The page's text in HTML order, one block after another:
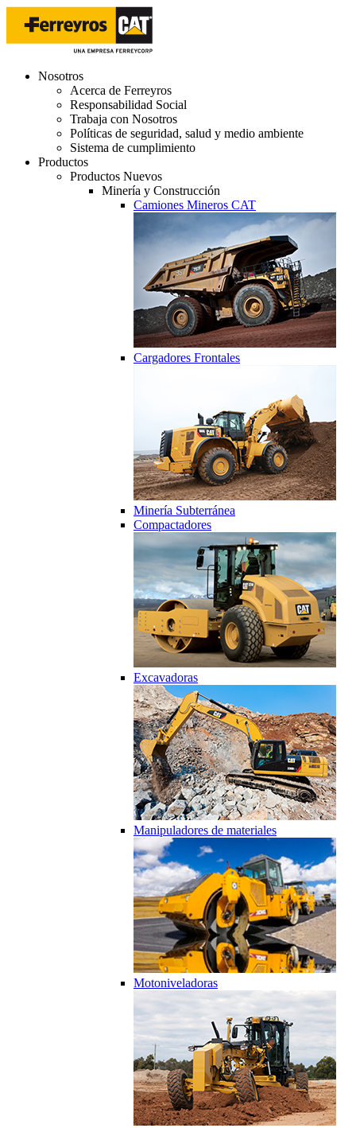
Nosotros
Acerca de Ferreyros
Responsabilidad Social
Trabaja con Nosotros
Políticas de seguridad, salud y medio ambiente
Sistema de cumplimiento
Productos
Productos Nuevos
Minería y Construcción
Camiones Mineros CAT
Cargadores Frontales
Minería Subterránea
Compactadores
Excavadoras
Manipuladores de materiales
Motoniveladoras